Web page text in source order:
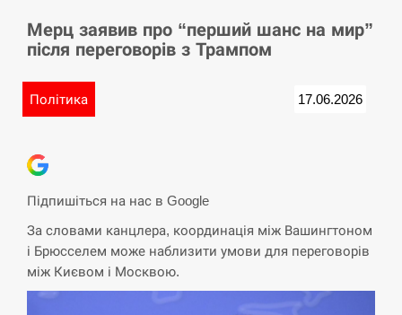
15:53
Баллистическая атака РФ уничтожила
логистический комплекс PUMA
СЕРПЕНЬ
СЕРПЕНЬ
15:23
Пытки военнообязанного на
Закарпатье: работнику ТЦК грозит
тюрьма
Мерц заявив про “перший шанс на мир”
після переговорів з Трампом
Політика 17.06.2026
Підпишіться на нас в Google
За словами канцлера, координація між Вашингтоном
і Брюсселем може наблизити умови для переговорів
між Києвом і Москвою.